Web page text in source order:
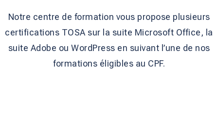
Notre centre de formation vous propose plusieurs
certifications TOSA sur la suite Microsoft Office, la
suite Adobe ou WordPress en suivant l’une de nos
formations éligibles au CPF.